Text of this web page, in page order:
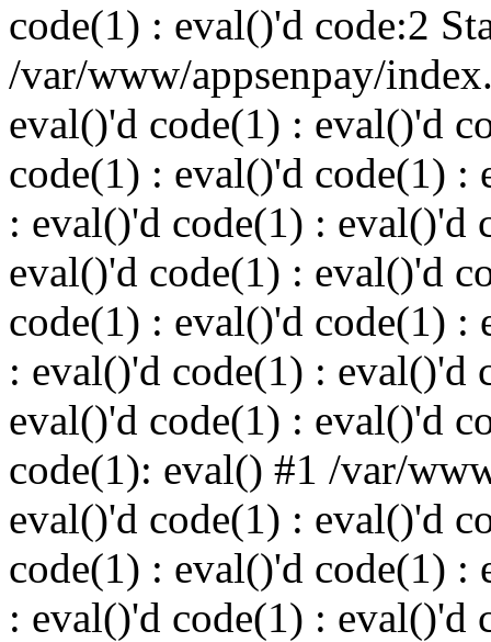
code(1) : eval()'d code:2
/var/www/appsenpay/
eval()'d code(1) : eval()'d
code(1) : eval()'d code(1) :
: eval()'d code(1) : eval()'d
eval()'d code(1) : eval()'d
code(1) : eval()'d code(1) :
: eval()'d code(1) : eval()'d
eval()'d code(1) : eval()'d
code(1): eval() #1 /var/
eval()'d code(1) : eval()'d
code(1) : eval()'d code(1) :
: eval()'d code(1) : eval()'d